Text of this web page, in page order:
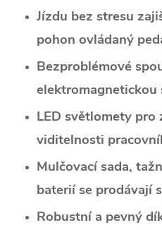
Jízdu bez stresu
pohon ovládaný
Bezproblémové
elektromagnetickou
LED světlomety
viditelnosti
Mulčovací sada,
baterií se prodávají
Robustní a pevný